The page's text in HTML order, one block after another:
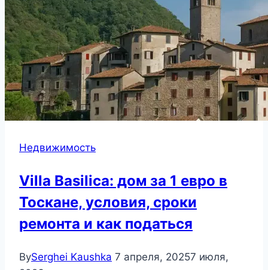
Недвижимость
Villa Basilica: дом за 1 евро в
Тоскане, условия, сроки
ремонта и как податься
BySerghei Kaushka 7 апреля, 20257 июля,